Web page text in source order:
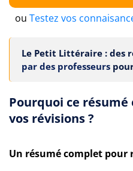
ou Testez vos
Le Petit Littéraire : des
par des professeurs
Pourquoi ce
vos révisions ?
Un résumé complet pour